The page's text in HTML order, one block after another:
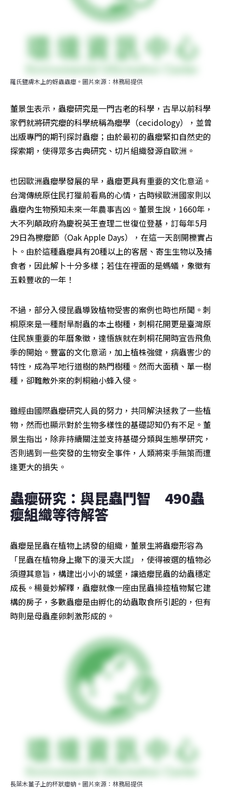
羅氏鹽膚木上的蚜蟲蟲癭。圖片來源：林務局提供
董景生表示，蟲癭研究是一門古老的科學，古早以前科學
家們就將研究癭的科學統稱為癭學（cecidology），並曾
出版專門的期刊探討蟲癭；由於最初的蟲癭緊扣自然史的
探索期，使得眾多古典研究、切片組織發源自歐洲。
也因歐洲蟲癭學發展的早，蟲癭更具有重要的文化意涵。
台灣傳統原住民打獵前看鳥的心情，古時候歐洲國家則以
蟲癭內生物預知未來一年農事吉凶。董景生說，1660年，
大不列顛政府為慶祝英王查理二世復位登基，訂每年5月
29日為櫟癭節（Oak Apple Days），在這一天剖開櫟實占
卜。由於這種蟲癭具有20種以上的客居、寄生生物以及捕
食者，因此解卜十分多樣；若住在裡面的是螞蟻，象徵有
五穀豐收的一年！
不過，部分入侵昆蟲導致植物受害的案例也時也所聞。刺
桐原來是一種耐旱耐蟲的本土樹種，刺桐花開更是臺灣原
住民族重要的年曆象徵，達悟族就在刺桐花開時宣告飛魚
季的開始。豐富的文化意涵，加上植株強健，病蟲害少的
特性，成為平地行道樹的熱門樹種。然而大面積、單一樹
種，卻難敵外來的刺桐釉小蜂入侵。
雖經由國際蟲癭研究人員的努力，共同解決拯救了一些植
物，然而也顯示對於生物多樣性的基礎認知仍有不足。董
景生指出，除非持續關注並支持基礎分類與生態學研究，
否則遇到一些突發的生物安全事件，人類將束手無策而遭
逢更大的損失。
蟲癭研究：與昆蟲鬥智　490蟲
癭組織等待解答
蟲癭是昆蟲在植物上誘發的組織，董景生將蟲癭形容為
「昆蟲在植物身上撒下的漫天大謊」，使得被選的植物必
須遵其意旨，構建出小小的城堡，讓造癭昆蟲的幼蟲穩定
成長。楊曼妙解釋，蟲癭就像一座由昆蟲操控植物幫它建
構的房子，多數蟲癭是由孵化的幼蟲取食所引起的，但有
時則是母蟲產卵刺激形成的。
長葉木薑子上的杯狀癭蚋。圖片來源：林務局提供